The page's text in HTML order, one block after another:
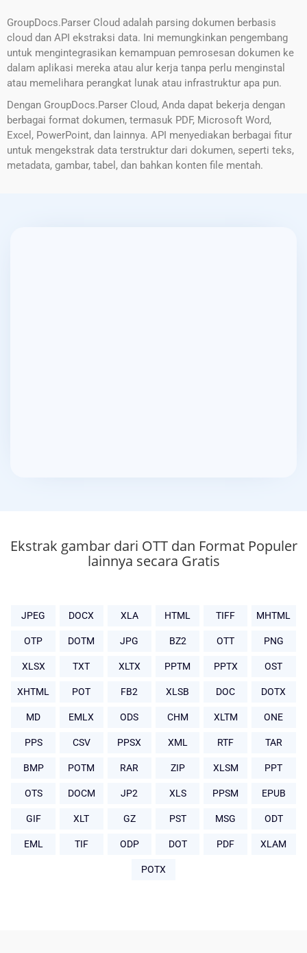
GroupDocs.Parser Cloud adalah parsing dokumen berbasis
cloud dan API ekstraksi data. Ini memungkinkan pengembang
untuk mengintegrasikan kemampuan pemrosesan dokumen ke
dalam aplikasi mereka atau alur kerja tanpa perlu menginstal
atau memelihara perangkat lunak atau infrastruktur apa pun.
Dengan GroupDocs.Parser Cloud, Anda dapat bekerja dengan
berbagai format dokumen, termasuk PDF, Microsoft Word,
Excel, PowerPoint, dan lainnya. API menyediakan berbagai fitur
untuk mengekstrak data terstruktur dari dokumen, seperti teks,
metadata, gambar, tabel, dan bahkan konten file mentah.
Ekstrak gambar dari OTT dan Format Populer
lainnya secara Gratis
JPEG DOCX XLA HTML TIFF MHTML
OTP DOTM JPG BZ2 OTT PNG
XLSX TXT XLTX PPTM PPTX OST
XHTML POT FB2 XLSB DOC DOTX
MD EMLX ODS CHM XLTM ONE
PPS CSV PPSX XML RTF TAR
BMP POTM RAR ZIP XLSM PPT
OTS DOCM JP2 XLS PPSM EPUB
GIF XLT GZ PST MSG ODT
EML TIF ODP DOT PDF XLAM
POTX